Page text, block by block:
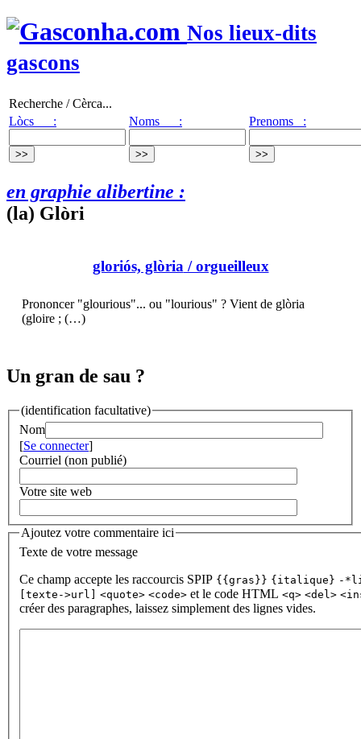
Nos lieux-dits
gascons
Recherche / Cèrca...
Lòcs :
Noms : Prenoms :
en graphie alibertine :
(la) Glòri
gloriós, glòria/ orgueilleux
Prononcer "glourious"... ou "lourious" ? Vient de glòria
(gloire ; (…)
Un gran de sau ?
(identification facultative)
Nom
[Se connecter]
Courriel (non publié)
Votre site web
Ajoutez votre commentaire ici
Texte de votre message
Ce champ accepte les raccourcis SPIP {{gras}} {italique} -
[texte->url] <quote> <code> et le code HTML <q> <del>
créer des paragraphes, laissez simplement des lignes vides.